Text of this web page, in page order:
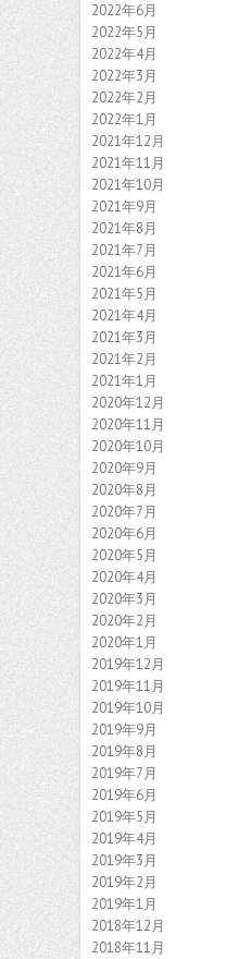
2022年6月
2022年5月
2022年4月
2022年3月
2022年2月
2022年1月
2021年12月
2021年11月
2021年10月
2021年9月
2021年8月
2021年7月
2021年6月
2021年5月
2021年4月
2021年3月
2021年2月
2021年1月
2020年12月
2020年11月
2020年10月
2020年9月
2020年8月
2020年7月
2020年6月
2020年5月
2020年4月
2020年3月
2020年2月
2020年1月
2019年12月
2019年11月
2019年10月
2019年9月
2019年8月
2019年7月
2019年6月
2019年5月
2019年4月
2019年3月
2019年2月
2019年1月
2018年12月
2018年11月